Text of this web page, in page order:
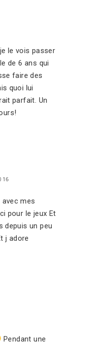
le vois passer
de 6 ans qui
faire des
quoi lui
parfait. Un
mes
pour le jeux Et
depuis un peu
j adore
Pendant une